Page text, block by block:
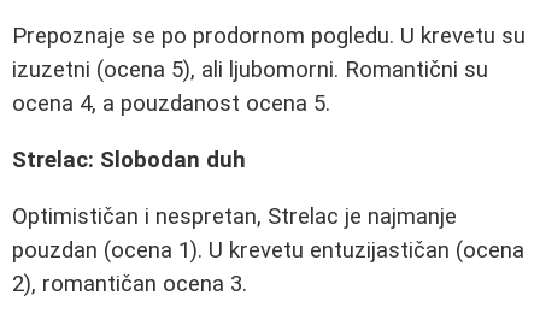
Prepoznaje se po prodornom pogledu. U krevetu su
izuzetni (ocena 5), ali ljubomorni. Romantični su
ocena 4, a pouzdanost ocena 5.
Strelac: Slobodan duh
Optimističan i nespretan, Strelac je najmanje
pouzdan (ocena 1). U krevetu entuzijastičan (ocena
2), romantičan ocena 3.